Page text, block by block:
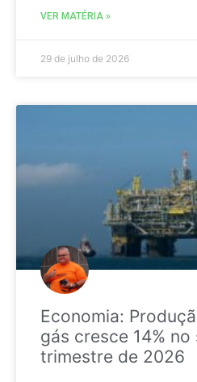
VER MATÉRIA »
29 de julho de 2026
Economia:
gás cresce 14% no
trimestre de 2026